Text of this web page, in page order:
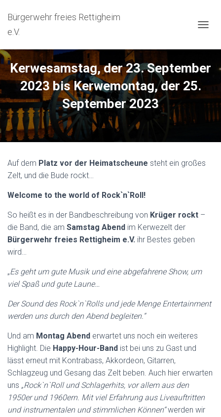
Bürgerwehr freies Rettigheim
e.V.
V
G
I
H
Kerwesamstag, der 23. September
2023 bis Kerwemontag, der 25.
September 2023
Auf dem Platz vor der Heimatscheune steht ein großes
Zelt, und die Bude rockt…
Welcome to the world of Rock`n`Roll!
So heißt es in der Bandbeschreibung von Krüger rockt –
die Band, die am Samstag Abend im Kerwezelt der
Bürgerwehr freies Rettigheim e.V. ihr Bestes geben
wird…
„Es geht um gute Musik und eine abgefahrene Show, um
viel Spaß und gute Laune…
Der Sound des Rock`n`Rolls und jede Menge Entertainment
werden uns durch den Abend begleiten.“
Und am Montag Abend erwartet uns noch ein weiteres
Highlight. Die Happy-Hour-Band ist bei uns zu Gast und
lässt erneut mit Kontrabass, Akkordeon, Gitarren,
Schlagzeug und Gesang das Zelt beben. Auch hier erwarten
uns „Rock`n`Roll und Schlagerhits, vor allem aus den
1950er und 1960ern. Mit viel Erfahrung aus Liveauftritten
und instrumentalen und stimmlichen Können“werden wir